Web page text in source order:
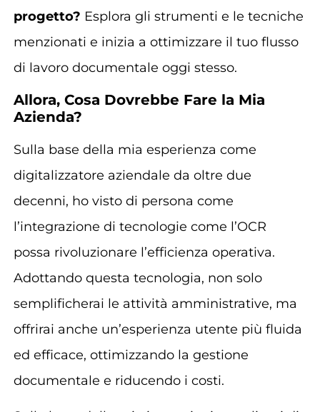
progetto? Esplora gli strumenti e le tecniche
menzionati e inizia a ottimizzare il tuo flusso
di lavoro documentale oggi stesso.
Allora, Cosa Dovrebbe Fare la Mia
Azienda?
Sulla base della mia esperienza come
digitalizzatore aziendale da oltre due
decenni, ho visto di persona come
l’integrazione di tecnologie come l’OCR
possa rivoluzionare l’efficienza operativa.
Adottando questa tecnologia, non solo
semplificherai le attività amministrative, ma
offrirai anche un’esperienza utente più fluida
ed efficace, ottimizzando la gestione
documentale e riducendo i costi.